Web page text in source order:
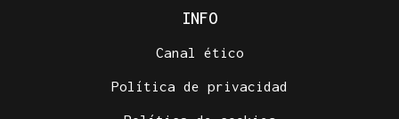
INFO
Canal ético
Política de privacidad